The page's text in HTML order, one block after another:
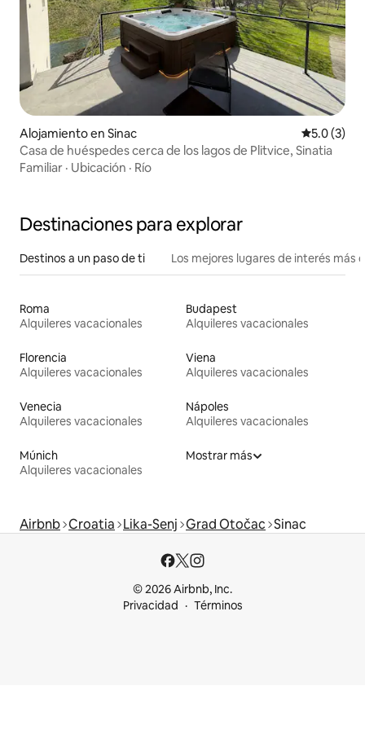
Alojamiento en Sinac
5.0 (3)
Casa de huéspedes cerca de los lagos de Plitvice, Sinatia
Familiar · Ubicación · Río
Destinaciones para explorar
Destinos a un paso de ti Los mejores lugares de interés más
Roma
Alquileres vacacionales
Budapest
Alquileres vacacionales
Florencia
Alquileres vacacionales
Viena
Alquileres vacacionales
Venecia
Alquileres vacacionales
Nápoles
Alquileres vacacionales
Múnich
Alquileres vacacionales
Mostrar más
Airbnb Croatia Lika-Senj Grad Otočac Sinac
© 2026 Airbnb, Inc.
Privacidad
Términos